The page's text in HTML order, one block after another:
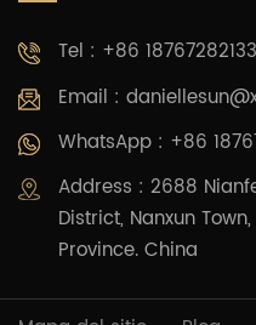
Tel : +86 18767282133
Email :
WhatsApp : +86
Address : 2688
District, Nanxun
Province. China